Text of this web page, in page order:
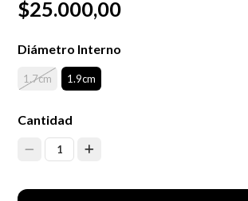
$25.000,00
Diámetro Interno
1.7cm 1.9cm
Cantidad
1